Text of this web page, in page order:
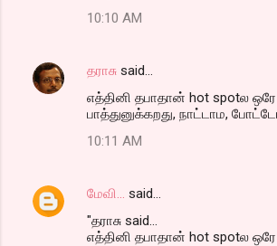
10:10 AM
தராசு said…
எத்தினி தபாதான் hot spotல ஒரே
பாத்துனுக்கறது, நாட்டாம,
10:11 AM
மேவி...
said…
"தராசு said...
எத்தினி தபாதான் hot spotல ஒரே